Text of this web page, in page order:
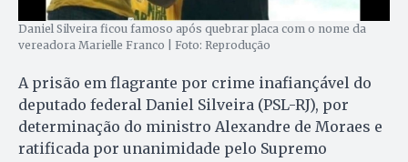
Daniel Silveira ficou famoso após quebrar placa com o nome da
vereadora Marielle Franco | Foto: Reprodução
A prisão em flagrante por crime inafiançável do
deputado federal Daniel Silveira (PSL-RJ), por
determinação do ministro Alexandre de Moraes e
ratificada por unanimidade pelo Supremo